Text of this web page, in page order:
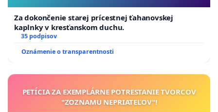
Za dokončenie starej prícestnej ťahanovskej
kaplnky v kresťanskom duchu.
35 podpisov
Oznámenie o transparentnosti
PETÍCIA ZA EXEMPLÁRNE POTRESTANIE TVORCOV
"ZOZNAMU NEPRIATEĽOV"!